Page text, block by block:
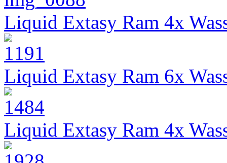
Liquid Extasy Ram 4x
Liquid Extasy Ram 6x
Liquid Extasy Ram 4x